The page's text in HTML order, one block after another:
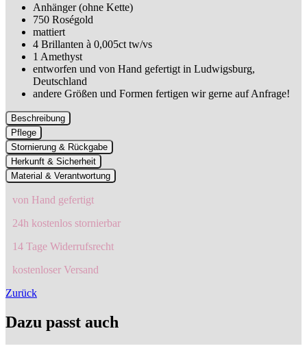
Anhänger (ohne Kette)
750 Roségold
mattiert
4 Brillanten à 0,005ct tw/vs
1 Amethyst
entworfen und von Hand gefertigt in Ludwigsburg,
Deutschland
andere Größen und Formen fertigen wir gerne auf Anfrage!
Beschreibung
Pflege
Stornierung & Rückgabe
Herkunft & Sicherheit
Material & Verantwortung
von Hand gefertigt
24h kostenlos stornierbar
14 Tage Widerrufsrecht
kostenloser Versand
Zurück
Dazu passt auch